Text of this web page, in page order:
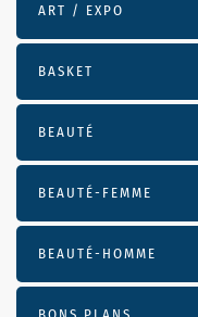
ART / EXPO
BASKET
BEAUTÉ
BEAUTÉ-FEMME
BEAUTÉ-HOMME